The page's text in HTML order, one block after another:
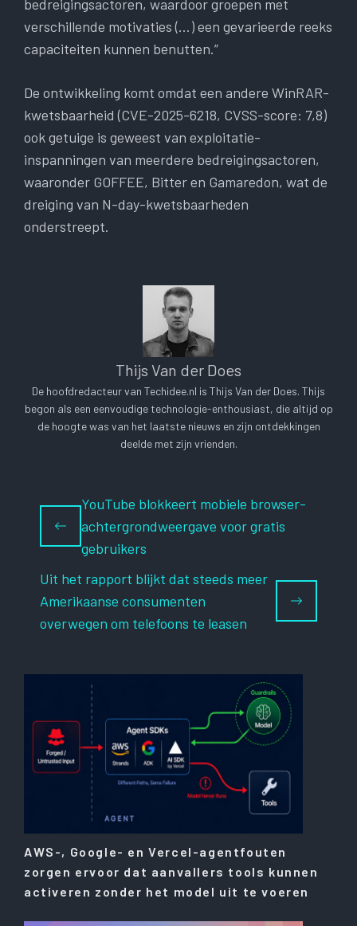
bedreigingsactoren, waardoor groepen met
verschillende motivaties (…) een gevarieerde reeks
capaciteiten kunnen benutten.”
De ontwikkeling komt omdat een andere WinRAR-
kwetsbaarheid (CVE-2025-6218, CVSS-score: 7,8)
ook getuige is geweest van exploitatie-
inspanningen van meerdere bedreigingsactoren,
waaronder GOFFEE, Bitter en Gamaredon, wat de
dreiging van N-day-kwetsbaarheden
onderstreept.
Thijs Van der Does
De hoofdredacteur van Techidee.nl is Thijs Van der Does. Thijs
begon als een eenvoudige technologie-enthousiast, die altijd op
de hoogte was van het laatste nieuws en zijn ontdekkingen
deelde met zijn vrienden.
YouTube blokkeert mobiele browser-
achtergrondweergave voor gratis
gebruikers
Uit het rapport blijkt dat steeds meer
Amerikaanse consumenten
overwegen om telefoons te leasen
AWS-, Google- en Vercel-agentfouten
zorgen ervoor dat aanvallers tools kunnen
activeren zonder het model uit te voeren